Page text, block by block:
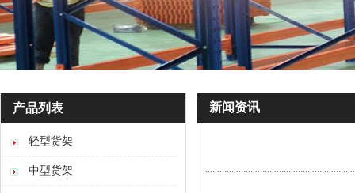
产品列表
轻型货架
中型货架
新闻资讯